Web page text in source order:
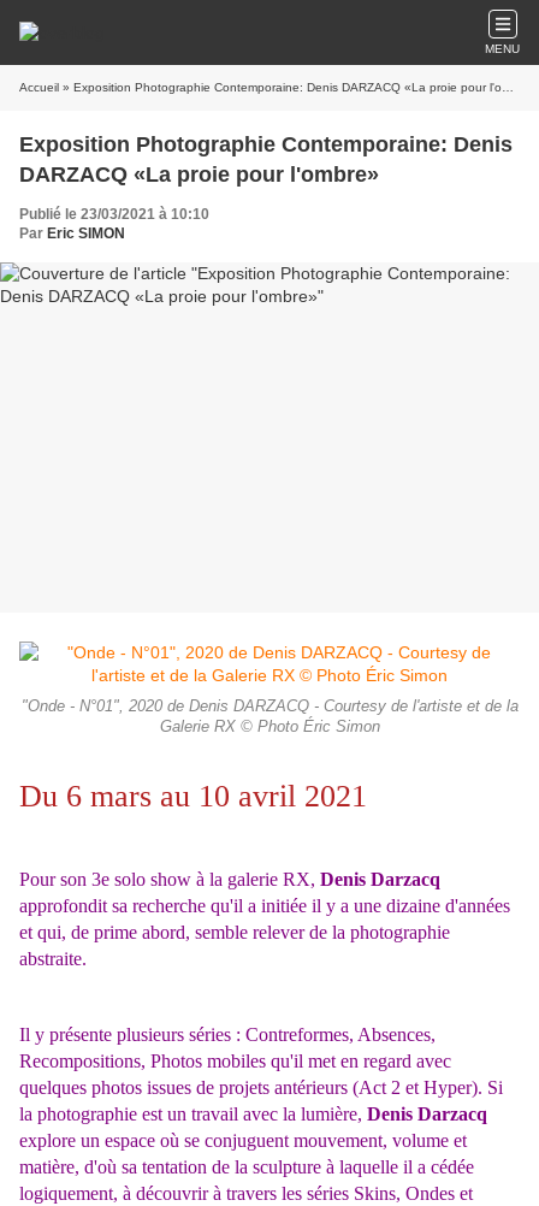
MENU
Accueil » Exposition Photographie Contemporaine: Denis DARZACQ «La proie pour l'ombre»
Exposition Photographie Contemporaine: Denis
DARZACQ «La proie pour l'ombre»
Publié le 23/03/2021 à 10:10
Par Eric SIMON
"Onde - N°01", 2020 de Denis DARZACQ - Courtesy de l'artiste et de la
Galerie RX © Photo Éric Simon
Du 6 mars au 10 avril 2021
Pour son 3e solo show à la galerie RX, Denis Darzacq
approfondit sa recherche qu'il a initiée il y a une dizaine d'années
et qui, de prime abord, semble relever de la photographie
abstraite.
Il y présente plusieurs séries : Contreformes, Absences,
Recompositions, Photos mobiles qu'il met en regard avec
quelques photos issues de projets antérieurs (Act 2 et Hyper). Si
la photographie est un travail avec la lumière, Denis Darzacq
explore un espace où se conjuguent mouvement, volume et
matière, d'où sa tentation de la sculpture à laquelle il a cédée
logiquement, à découvrir à travers les séries Skins, Ondes et